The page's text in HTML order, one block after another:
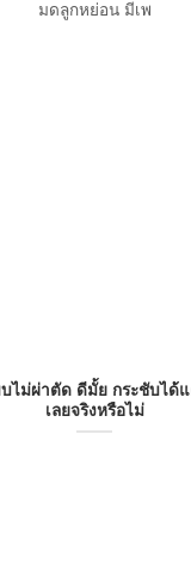
มดลูกหย่อน มีเพ
ไม่ผ่าตัด ดีมั้ย กระชับได้
เลยจริงหรือไม่